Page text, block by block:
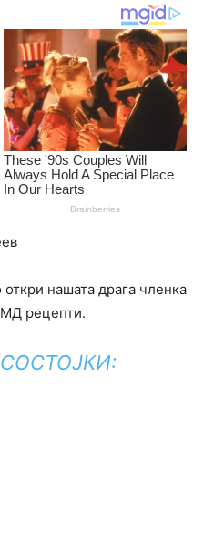
нашата драга членка
рецепти.